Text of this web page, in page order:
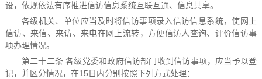
设，依规依法有序推进信访信息系统互联互通、信息共享。
各级机关、单位应当及时将信访事项录入信访信息系统，使网上
信访、来信、来访、来电在网上流转，方便信访人查询、评价信访事
项办理情况。
第二十二条 各级党委和政府信访部门收到信访事项，应当予以登
记，并区分情况，在15日内分别按照下列方式处理：